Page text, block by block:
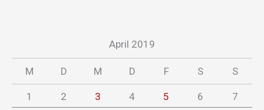
April 2019
M D M D F S S
1 2 3 4 5 6
7